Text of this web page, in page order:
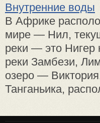
Внутренние воды
В Африке
мире — Нил,
реки — это Нигер
реки Замбези,
озеро —
Танганьика,